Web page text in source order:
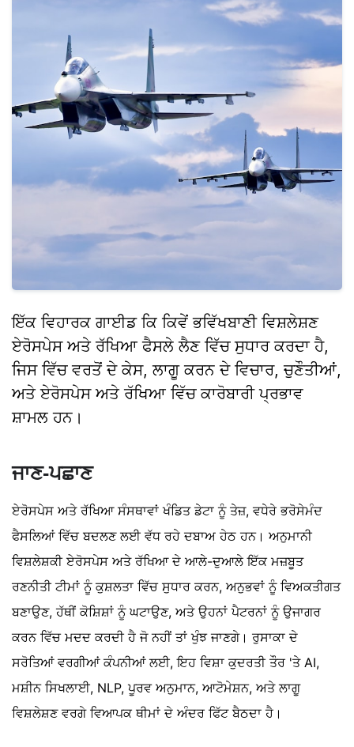
ਇੱਕ ਵਿਹਾਰਕ ਗਾਈਡ ਕਿ ਕਿਵੇਂ ਭਵਿੱਖਬਾਣੀ ਵਿਸ਼ਲੇਸ਼ਣ
ਏਰੋਸਪੇਸ ਅਤੇ ਰੱਖਿਆ ਫੈਸਲੇ ਲੈਣ ਵਿੱਚ ਸੁਧਾਰ ਕਰਦਾ ਹੈ,
ਜਿਸ ਵਿੱਚ ਵਰਤੋਂ ਦੇ ਕੇਸ, ਲਾਗੂ ਕਰਨ ਦੇ ਵਿਚਾਰ, ਚੁਣੌਤੀਆਂ,
ਅਤੇ ਏਰੋਸਪੇਸ ਅਤੇ ਰੱਖਿਆ ਵਿੱਚ ਕਾਰੋਬਾਰੀ ਪ੍ਰਭਾਵ
ਸ਼ਾਮਲ ਹਨ।
ਜਾਣ-ਪਛਾਣ
ਏਰੋਸਪੇਸ ਅਤੇ ਰੱਖਿਆ ਸੰਸਥਾਵਾਂ ਖੰਡਿਤ ਡੇਟਾ ਨੂੰ ਤੇਜ਼, ਵਧੇਰੇ ਭਰੋਸੇਮੰਦ
ਫੈਸਲਿਆਂ ਵਿੱਚ ਬਦਲਣ ਲਈ ਵੱਧ ਰਹੇ ਦਬਾਅ ਹੇਠ ਹਨ। ਅਨੁਮਾਨੀ
ਵਿਸ਼ਲੇਸ਼ਕੀ ਏਰੋਸਪੇਸ ਅਤੇ ਰੱਖਿਆ ਦੇ ਆਲੇ-ਦੁਆਲੇ ਇੱਕ ਮਜ਼ਬੂਤ ​​
ਰਣਨੀਤੀ ਟੀਮਾਂ ਨੂੰ ਕੁਸ਼ਲਤਾ ਵਿੱਚ ਸੁਧਾਰ ਕਰਨ, ਅਨੁਭਵਾਂ ਨੂੰ ਵਿਅਕਤੀਗਤ
ਬਣਾਉਣ, ਹੱਥੀਂ ਕੋਸ਼ਿਸ਼ਾਂ ਨੂੰ ਘਟਾਉਣ, ਅਤੇ ਉਹਨਾਂ ਪੈਟਰਨਾਂ ਨੂੰ ਉਜਾਗਰ
ਕਰਨ ਵਿੱਚ ਮਦਦ ਕਰਦੀ ਹੈ ਜੋ ਨਹੀਂ ਤਾਂ ਖੁੰਝ ਜਾਣਗੇ। ਰੁਸਾਕਾ ਦੇ
ਸਰੋਤਿਆਂ ਵਰਗੀਆਂ ਕੰਪਨੀਆਂ ਲਈ, ਇਹ ਵਿਸ਼ਾ ਕੁਦਰਤੀ ਤੌਰ 'ਤੇ AI,
ਮਸ਼ੀਨ ਸਿਖਲਾਈ, NLP, ਪੂਰਵ ਅਨੁਮਾਨ, ਆਟੋਮੇਸ਼ਨ, ਅਤੇ ਲਾਗੂ
ਵਿਸ਼ਲੇਸ਼ਣ ਵਰਗੇ ਵਿਆਪਕ ਥੀਮਾਂ ਦੇ ਅੰਦਰ ਫਿੱਟ ਬੈਠਦਾ ਹੈ।